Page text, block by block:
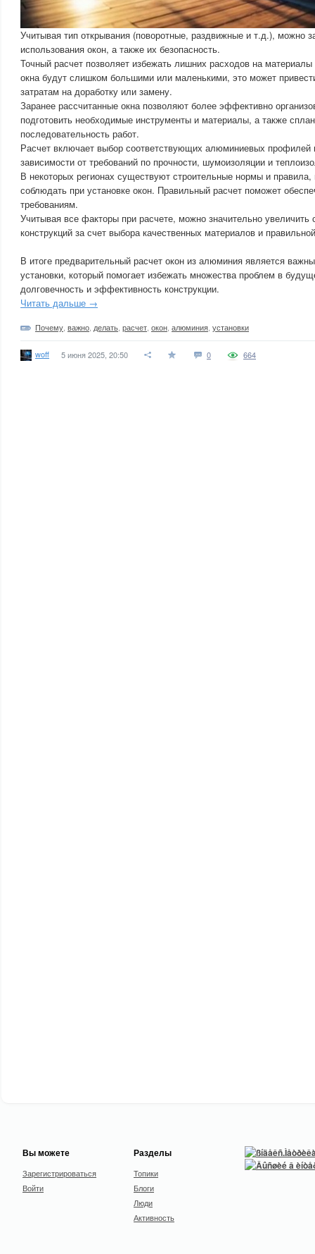
Учитывая тип открывания (поворотные, раздвижные и т.д.), можно
использования окон, а также их безопасность.
Точный расчет позволяет избежать лишних расходов на
окна будут слишком большими или маленькими, это может
затратам на доработку или замену.
Заранее рассчитанные окна позволяют более эффективно
подготовить необходимые инструменты и материалы, а также
последовательность работ.
Расчет включает выбор соответствующих алюминиевых профилей
зависимости от требований по прочности, шумоизоляции и
В некоторых регионах существуют строительные нормы и
соблюдать при установке окон. Правильный расчет поможет
требованиям.
Учитывая все факторы при расчете, можно значительно
конструкций за счет выбора качественных материалов и
В итоге предварительный расчет окон из алюминия является
установки, который помогает избежать множества проблем в
долговечность и эффективность конструкции.
Читать дальше →
Почему важно делать расчет окон алюминия установки
woff 5 июня 2025, 20:50 0 664
Вы можете
Зарегистрироваться
Войти
Разделы
Топики
Блоги
Люди
Активность